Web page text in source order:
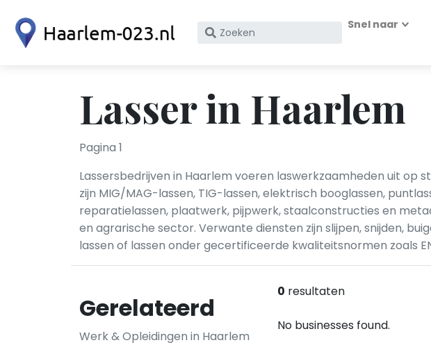
Zoek
KvK
nummer
Snel naar
Lasser in Haarlem
Pagina 1
Lassersbedrijven in Haarlem voeren laswerkzaamheden uit op
zijn MIG/MAG-lassen, TIG-lassen, elektrisch booglassen,
reparatielassen, plaatwerk, pijpwerk, staalconstructies en
en agrarische sector. Verwante diensten zijn slijpen, snijden,
lassen of lassen onder gecertificeerde kwaliteitsnormen zoals
Gerelateerd
Werk & Opleidingen in Haarlem
0 resultaten
No businesses found.